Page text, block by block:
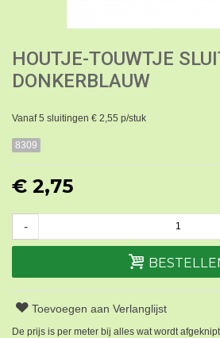
HOUTJE-TOUWTJE
DONKERBLAUW
Vanaf 5 sluitingen € 2,55 p/stuk
8309
€ 2,75
-
Toevoegen aan Verlanglijst
De prijs is per meter bij alles wat wordt